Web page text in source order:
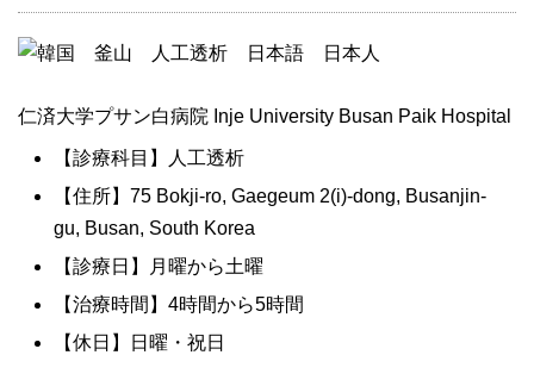
仁済大学プサン白病院 Inje University Busan Paik Hospital
【診療科目】人工透析
【住所】75 Bokji-ro, Gaegeum 2(i)-dong, Busanjin-
gu, Busan, South Korea
【診療日】月曜から土曜
【治療時間】4時間から5時間
【休日】日曜・祝日